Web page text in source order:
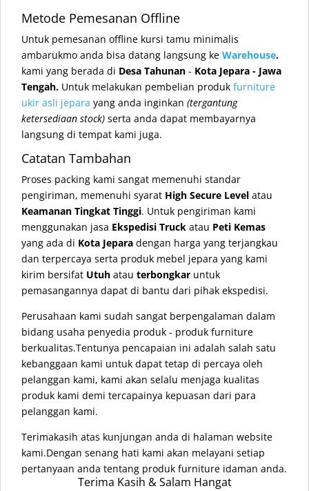
Metode Pemesanan Offline
Untuk pemesanan offline kursi tamu minimalis
ambarukmo anda bisa datang langsung ke Warehouse.
kami yang berada di Desa Tahunan - Kota Jepara - Jawa
Tengah. Untuk melakukan pembelian produk furniture
ukir asli jepara yang anda inginkan (tergantung
ketersediaan stock) serta anda dapat membayarnya
langsung di tempat kami juga.
Catatan Tambahan
Proses packing kami sangat memenuhi standar
pengiriman, memenuhi syarat High Secure Level atau
Keamanan Tingkat Tinggi. Untuk pengiriman kami
menggunakan jasa Ekspedisi Truck atau Peti Kemas
yang ada di Kota Jepara dengan harga yang terjangkau
dan terpercaya serta produk mebel jepara yang kami
kirim bersifat Utuh atau terbongkar untuk
pemasangannya dapat di bantu dari pihak ekspedisi.
Perusahaan kami sudah sangat berpengalaman dalam
bidang usaha penyedia produk - produk furniture
berkualitas.Tentunya pencapaian ini adalah salah satu
kebanggaan kami untuk dapat tetap di percaya oleh
pelanggan kami, kami akan selalu menjaga kualitas
produk kami demi tercapainya kepuasan dari para
pelanggan kami.
Terimakasih atas kunjungan anda di halaman website
kami.Dengan senang hati kami akan melayani setiap
pertanyaan anda tentang produk furniture idaman anda.
Terima Kasih & Salam Hangat